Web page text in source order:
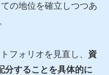
ての地位を確立しつつあ
フォリオを見直し、 資
分することを具体的に